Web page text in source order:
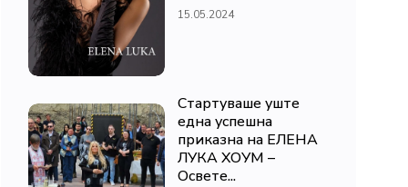
15.05.2024
Стартуваше уште
една успешна
приказна на ЕЛЕНА
ЛУКА ХОУМ –
Освете...